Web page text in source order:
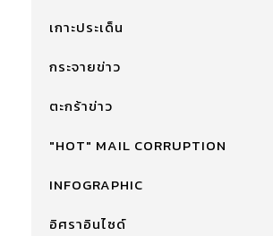
เกาะประเด็น
กระจายข่าว
ตะกร้าข่าว
"HOT" MAIL CORRUPTION
INFOGRAPHIC
อิศราอินไซด์